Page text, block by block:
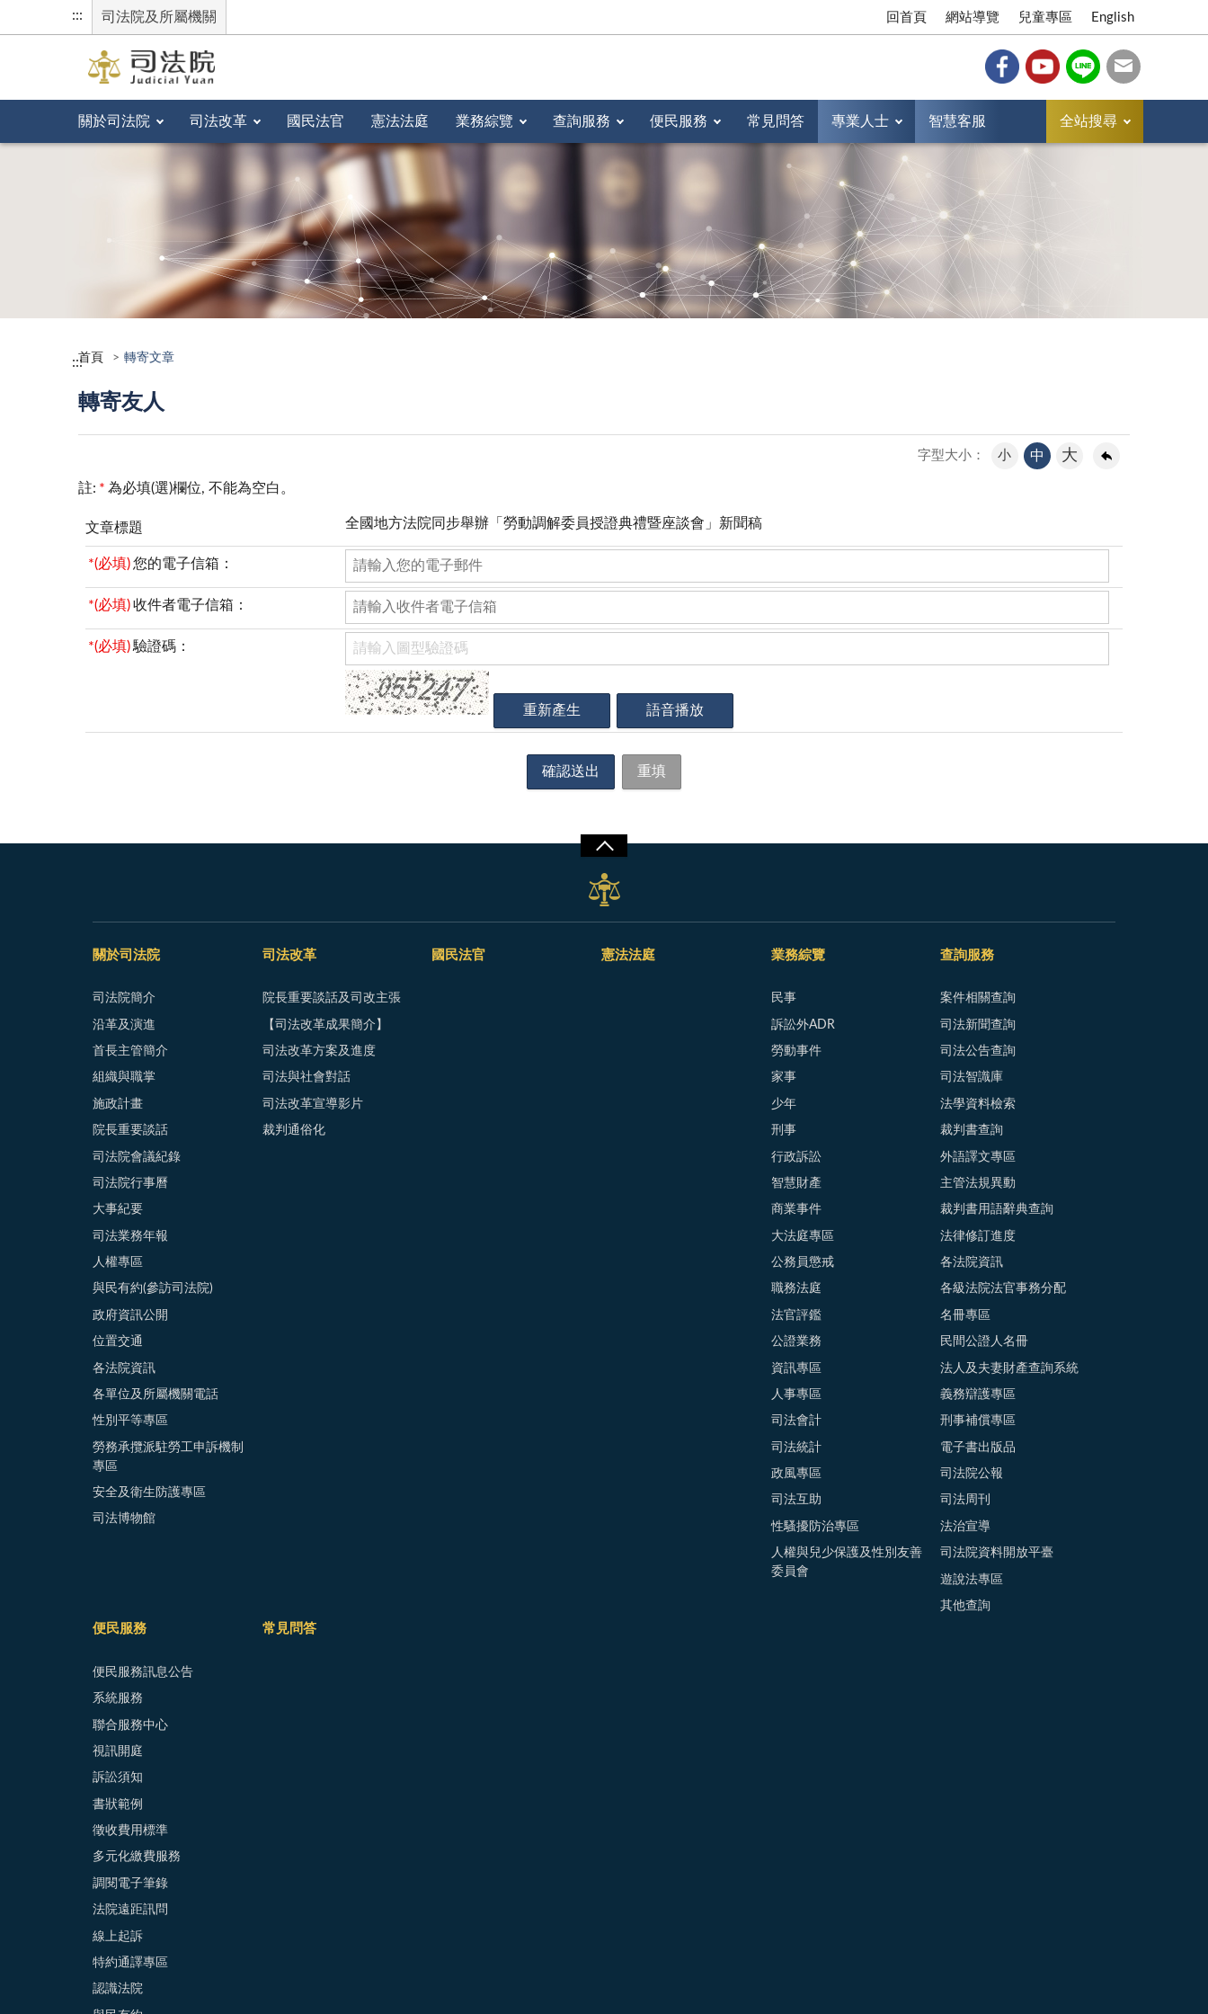
::: 司法院及所屬機關 回首頁 網站導覽 兒童專區 English
關於司法院 司法改革 國民法官 憲法法庭 業務綜覽 查詢服務 便民服務 常見問答 專業人士 智慧客服 全站搜尋
:::首頁 轉寄文章
轉寄友人
字型大小： 小 中 大
註: * 為必填(選)欄位, 不能為空白。
文章標題 全國地方法院同步舉辦「勞動調解委員授證典禮暨座談會」新聞稿
*(必填) 您的電子信箱：
*(必填) 收件者電子信箱：
*(必填) 驗證碼：
關於司法院
司法院簡介
沿革及演進
首長主管簡介
組織與職掌
施政計畫
院長重要談話
司法院會議紀錄
司法院行事曆
大事紀要
司法業務年報
人權專區
與民有約(參訪司法院)
政府資訊公開
位置交通
各法院資訊
各單位及所屬機關電話
性別平等專區
勞務承攬派駐勞工申訴機制
專區
安全及衛生防護專區
司法博物館
司法改革
院長重要談話及司改主張
【司法改革成果簡介】
司法改革方案及進度
司法與社會對話
司法改革宣導影片
裁判通俗化
國民法官 憲法法庭 業務綜覽
民事
訴訟外ADR
勞動事件
家事
少年
刑事
行政訴訟
智慧財產
商業事件
大法庭專區
公務員懲戒
職務法庭
法官評鑑
公證業務
資訊專區
人事專區
司法會計
司法統計
政風專區
司法互助
性騷擾防治專區
人權與兒少保護及性別友善
委員會
查詢服務
案件相關查詢
司法新聞查詢
司法公告查詢
司法智識庫
法學資料檢索
裁判書查詢
外語譯文專區
主管法規異動
裁判書用語辭典查詢
法律修訂進度
各法院資訊
各級法院法官事務分配
名冊專區
民間公證人名冊
法人及夫妻財產查詢系統
義務辯護專區
刑事補償專區
電子書出版品
司法院公報
司法周刊
法治宣導
司法院資料開放平臺
遊說法專區
其他查詢
便民服務
便民服務訊息公告
系統服務
聯合服務中心
視訊開庭
訴訟須知
書狀範例
徵收費用標準
多元化繳費服務
調閱電子筆錄
法院遠距訊問
線上起訴
特約通譯專區
認識法院
常見問答